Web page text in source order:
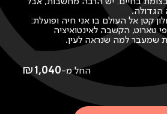
בחיים: יש הרבה מחשבות, אבל
הגדולה.
קטן אל העולם בו אני חיה ופועלת:
טארוט, הקשבה לאינטואיציה
שמעבר למה שנראה לעין.
מעט מהדרך שבה אני ניגשת
קלפים, על תקשור ועל החיבור שלי
כל אלה יכולים לעזור לנו לקבל
יותר של מה שקורה בחיים שלנו.
נשאל שאלות, ונראה איך
להאיר נקודות מבט חדשות, לזהות
החל מ-1,040
₪